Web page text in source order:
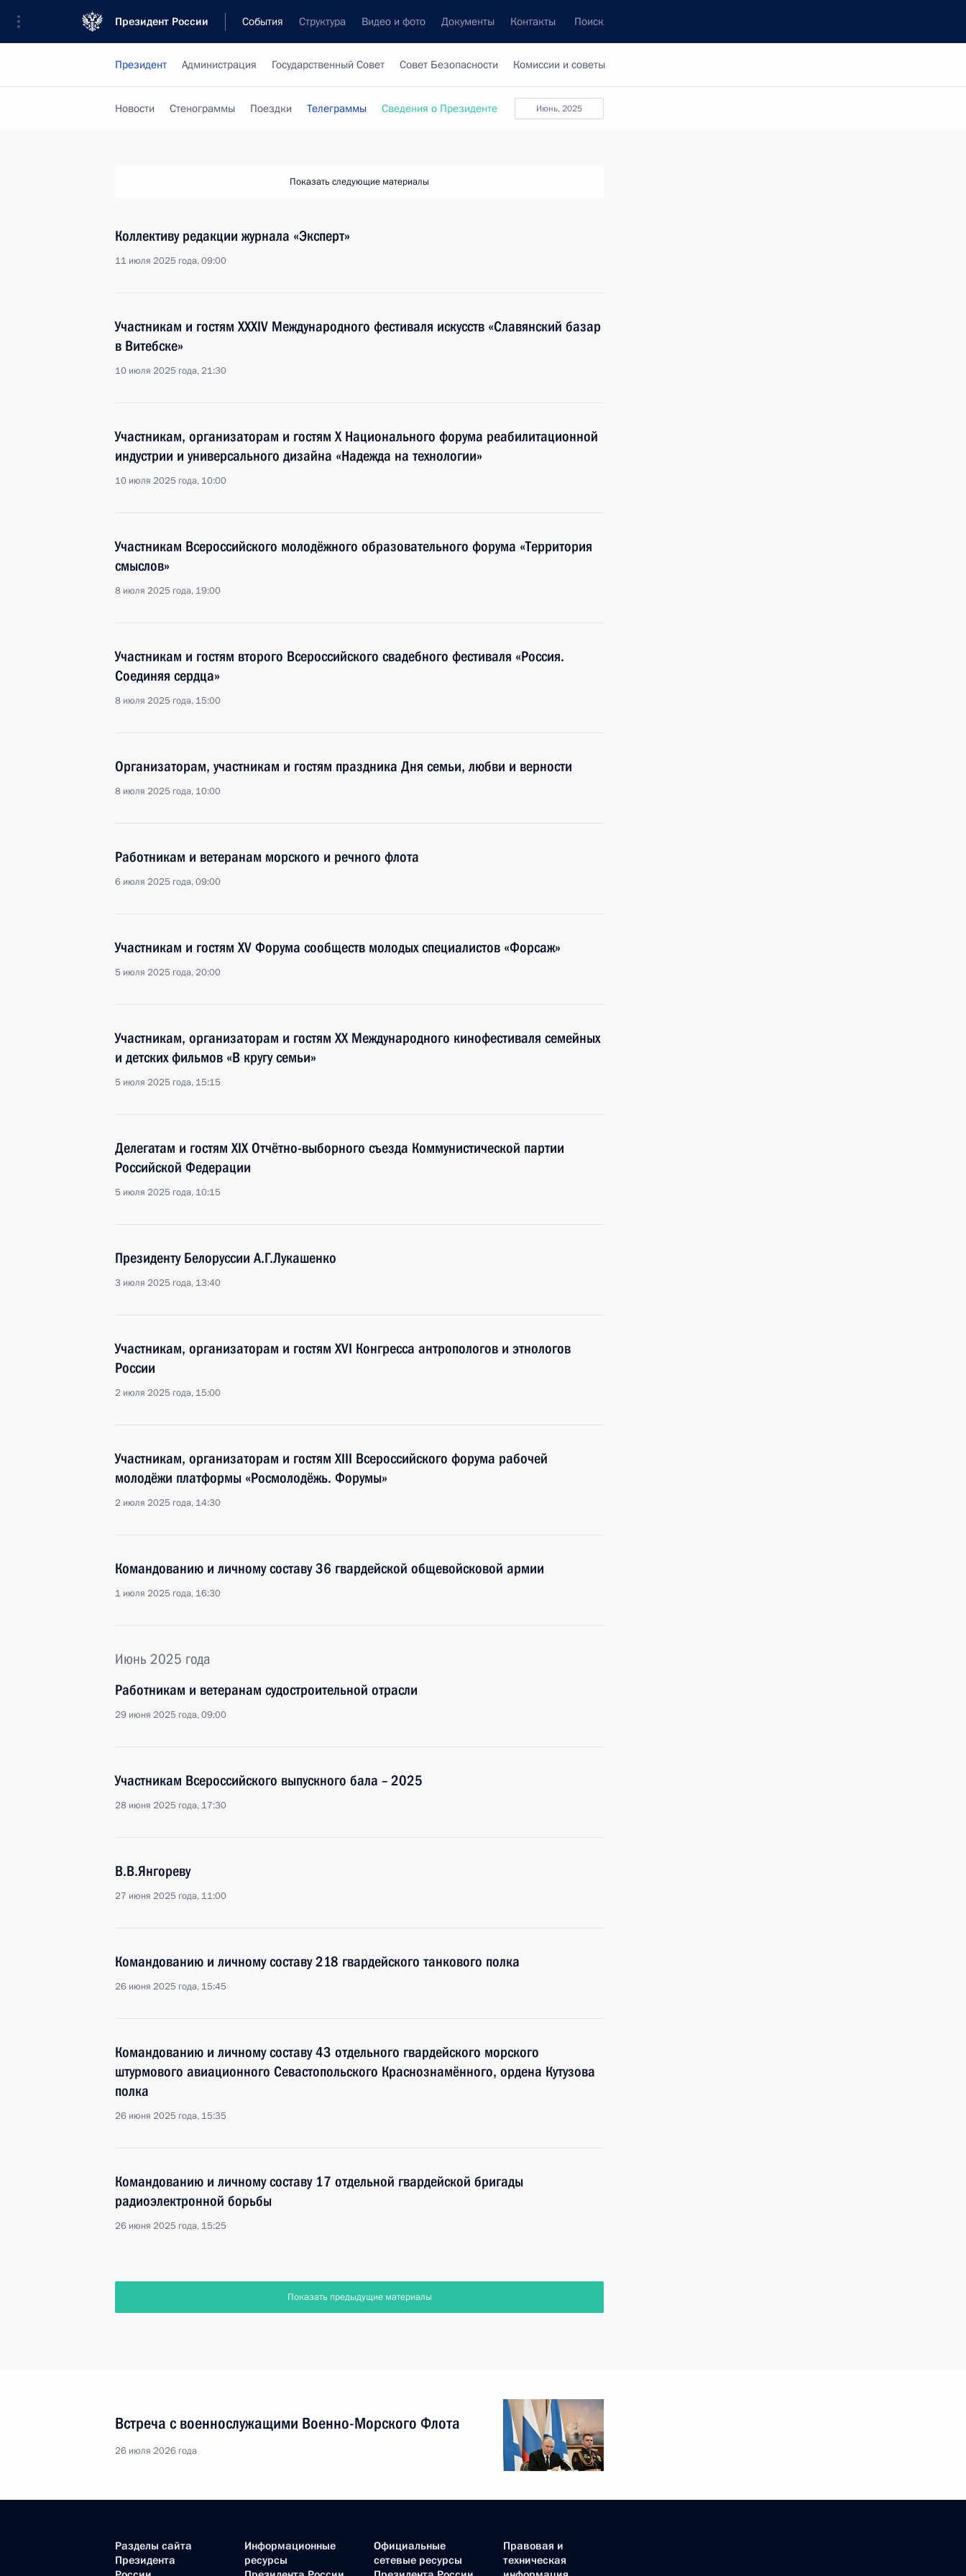
Президент России События Структура Видео и фото Документы Контакты Поиск
Президент Администрация Государственный Совет Совет Безопасности Комиссии и советы
июнь, 2025
Новости Стенограммы Поездки Телеграммы Сведения о Президенте
Показать следующие материалы
Коллективу редакции журнала «Эксперт»
11 июля 2025 года, 09:00
Участникам и гостям XXXIV Международного фестиваля искусств «Славянский базар
в Витебске»
10 июля 2025 года, 21:30
Участникам, организаторам и гостям Х Национального форума реабилитационной
индустрии и универсального дизайна «Надежда на технологии»
10 июля 2025 года, 10:00
Участникам Всероссийского молодёжного образовательного форума «Территория
смыслов»
8 июля 2025 года, 19:00
Участникам и гостям второго Всероссийского свадебного фестиваля «Россия.
Соединяя сердца»
8 июля 2025 года, 15:00
Организаторам, участникам и гостям праздника Дня семьи, любви и верности
8 июля 2025 года, 10:00
Работникам и ветеранам морского и речного флота
6 июля 2025 года, 09:00
Участникам и гостям XV Форума сообществ молодых специалистов «Форсаж»
5 июля 2025 года, 20:00
Участникам, организаторам и гостям XX Международного кинофестиваля семейных
и детских фильмов «В кругу семьи»
5 июля 2025 года, 15:15
Делегатам и гостям XIX Отчётно-выборного съезда Коммунистической партии
Российской Федерации
5 июля 2025 года, 10:15
Президенту Белоруссии А.Г.Лукашенко
3 июля 2025 года, 13:40
Участникам, организаторам и гостям XVI Конгресса антропологов и этнологов
России
2 июля 2025 года, 15:00
Участникам, организаторам и гостям XIII Всероссийского форума рабочей
молодёжи платформы «Росмолодёжь. Форумы»
2 июля 2025 года, 14:30
Командованию и личному составу 36 гвардейской общевойсковой армии
1 июля 2025 года, 16:30
Июнь 2025 года
Работникам и ветеранам судостроительной отрасли
29 июня 2025 года, 09:00
Участникам Всероссийского выпускного бала – 2025
28 июня 2025 года, 17:30
В.В.Янгореву
27 июня 2025 года, 11:00
Командованию и личному составу 218 гвардейского танкового полка
26 июня 2025 года, 15:45
Командованию и личному составу 43 отдельного гвардейского морского
штурмового авиационного Севастопольского Краснознамённого, ордена Кутузова
полка
26 июня 2025 года, 15:35
Командованию и личному составу 17 отдельной гвардейской бригады
радиоэлектронной борьбы
26 июня 2025 года, 15:25
Показать предыдущие материалы
Встреча с военнослужащими Военно-Морского Флота
26 июля 2026 года
Разделы сайта
Президента
Информационные
ресурсы
Официальные
сетевые ресурсы
Правовая и
техническая